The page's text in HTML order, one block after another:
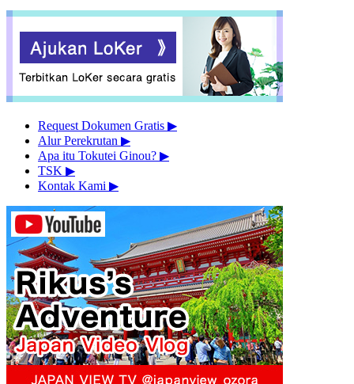
Request Dokumen Gratis ▶︎
Alur Perekrutan ▶︎
Apa itu Tokutei Ginou? ▶︎
TSK ▶︎
Kontak Kami ▶︎